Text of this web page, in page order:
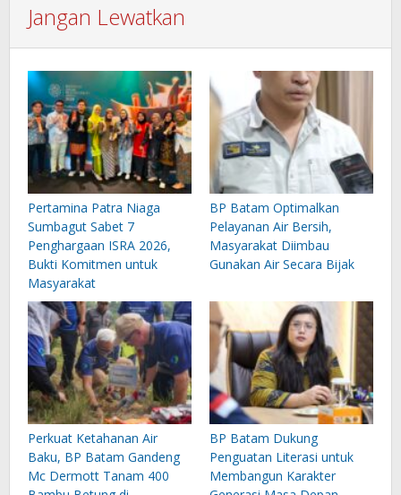
Jangan Lewatkan
Pertamina Patra Niaga
Sumbagut Sabet 7
Penghargaan ISRA 2026,
Bukti Komitmen untuk
Masyarakat
BP Batam Optimalkan
Pelayanan Air Bersih,
Masyarakat Diimbau
Gunakan Air Secara Bijak
Perkuat Ketahanan Air
Baku, BP Batam Gandeng
Mc Dermott Tanam 400
BP Batam Dukung
Penguatan Literasi untuk
Membangun Karakter